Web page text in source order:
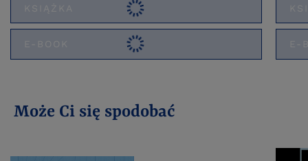
KSIĄŻKA
E-BOOK E-
Może Ci się spodobać